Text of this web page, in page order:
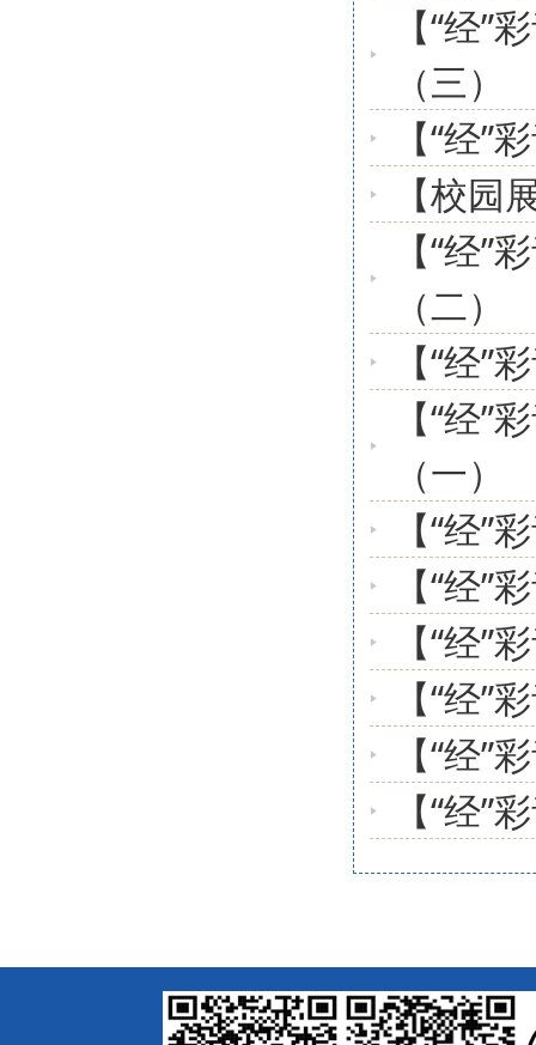
【“经
（三）
【“经
【校园
【“经
（二）
【“经
【“经
（一）
【“经
【“经
【“经
【“经
【“经
【“经